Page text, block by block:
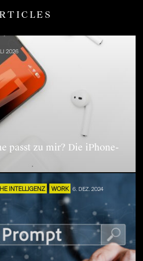
2026
passt zu mir? Die iPhone-
INTELLIGENZ WORK 6. DEZ. 2024